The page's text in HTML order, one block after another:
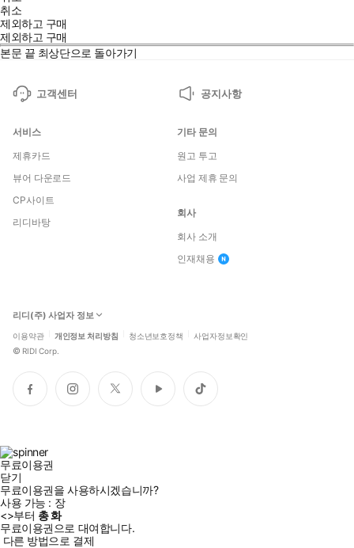
취소
제외하고 구매
제외하고 구매
본문 끝 최상단으로 돌아가기
고객센터 공지사항
서비스
제휴카드
뷰어 다운로드
CP사이트
리디바탕
기타 문의
원고 투고
사업 제휴 문의
회사
회사 소개
인재채용
리디(주) 사업자 정보
이용약관 개인정보 처리방침 청소년보호정책 사업자정보확인
© RIDI Corp.
페
이
인
스
트
위
유
튜
틱
톡
무료이용권
닫기
무료이용권을 사용하시겠습니까?
사용 가능 : 장
<>부터 총화
무료이용권으로 대여합니다.
다른 방법으로 결제